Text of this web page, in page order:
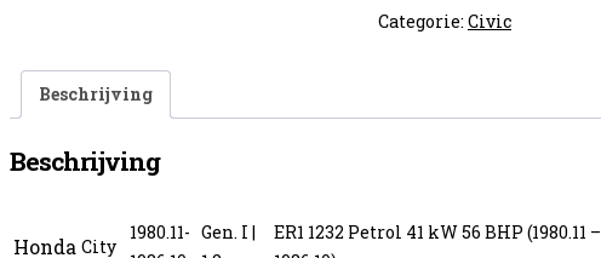
Honda
Categorie: Civic
Beschrijving
Beschrijving
Honda City
1980.11- Gen. I |
ER1 1232 Petrol 41 kW 56 BHP (1980.11 –